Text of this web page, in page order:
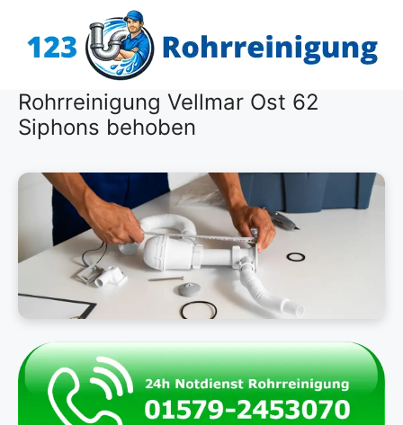
Inhalt
Rohrreinigung Vellmar Ost 62
Siphons behoben